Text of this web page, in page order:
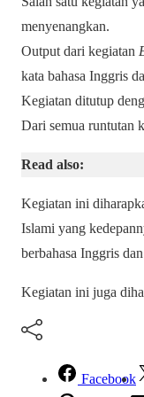
menyenangkan.
Output dari kegiatan
kata bahasa Inggris
Kegiatan ditutup
Dari semua runtutan
Read also:
Kegiatan ini
Islami yang
berbahasa Inggris
Kegiatan ini juga
Facebook